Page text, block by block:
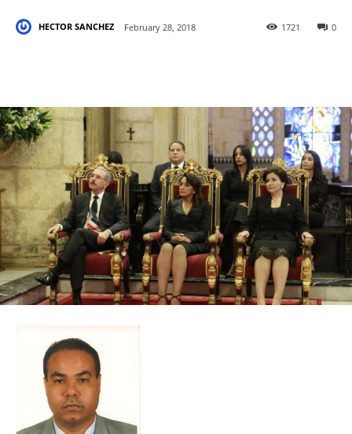
HECTOR SANCHEZ February 28, 2018 0
1721